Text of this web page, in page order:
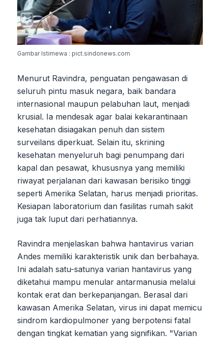
Gambar Istimewa : pict.sindonews.com
Menurut Ravindra, penguatan pengawasan di
seluruh pintu masuk negara, baik bandara
internasional maupun pelabuhan laut, menjadi
krusial. Ia mendesak agar balai kekarantinaan
kesehatan disiagakan penuh dan sistem
surveilans diperkuat. Selain itu, skrining
kesehatan menyeluruh bagi penumpang dari
kapal dan pesawat, khususnya yang memiliki
riwayat perjalanan dari kawasan berisiko tinggi
seperti Amerika Selatan, harus menjadi prioritas.
Kesiapan laboratorium dan fasilitas rumah sakit
juga tak luput dari perhatiannya.
Ravindra menjelaskan bahwa hantavirus varian
Andes memiliki karakteristik unik dan berbahaya.
Ini adalah satu-satunya varian hantavirus yang
diketahui mampu menular antarmanusia melalui
kontak erat dan berkepanjangan. Berasal dari
kawasan Amerika Selatan, virus ini dapat memicu
sindrom kardiopulmoner yang berpotensi fatal
dengan tingkat kematian yang signifikan. "Varian